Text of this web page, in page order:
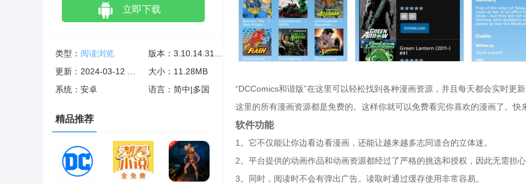
立即下载
类型： 阅读浏览
大小：11.28MB
系统：安卓
语言：简中|多国
精品推荐
“DCComics和谐版”在这里可以轻松找到各种漫画资源，并且每天都会实时更
这里的所有漫画资源都是免费的。这样你就可以免费看完你喜欢的漫画了。快
软件功能
1。它不仅能让你边看边看漫画，还能让越来越多志同道合的立体迷。
2。平台提供的动画作品和动画资源都经过了严格的挑选和授权，因此无需担心
3。同时，阅读时不会有弹出广告。读取时通过缓存使用非常容易。